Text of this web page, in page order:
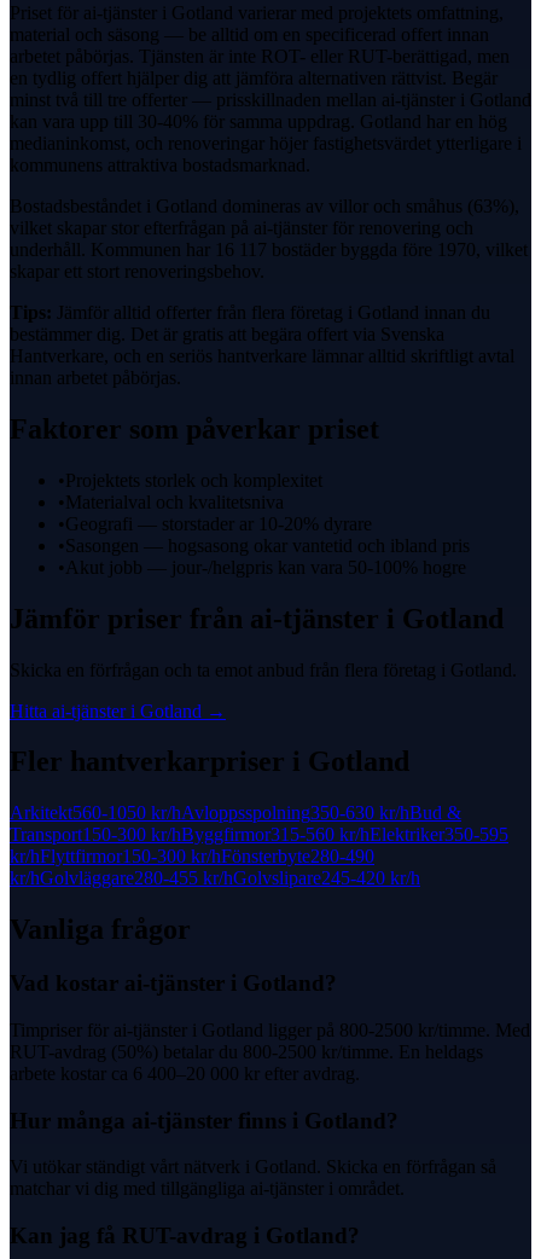
Priset för ai-tjänster i Gotland varierar med projektets omfattning,
material och säsong — be alltid om en specificerad offert innan
arbetet påbörjas. Tjänsten är inte ROT- eller RUT-berättigad, men
en tydlig offert hjälper dig att jämföra alternativen rättvist. Begär
minst två till tre offerter — prisskillnaden mellan ai-tjänster i Gotland
kan vara upp till 30-40% för samma uppdrag. Gotland har en hög
medianinkomst, och renoveringar höjer fastighetsvärdet ytterligare i
kommunens attraktiva bostadsmarknad.
Bostadsbeståndet i Gotland domineras av villor och småhus (63%),
vilket skapar stor efterfrågan på ai-tjänster för renovering och
underhåll. Kommunen har 16 117 bostäder byggda före 1970, vilket
skapar ett stort renoveringsbehov.
Tips: Jämför alltid offerter från flera företag i Gotland innan du
bestämmer dig. Det är gratis att begära offert via Svenska
Hantverkare, och en seriös hantverkare lämnar alltid skriftligt avtal
innan arbetet påbörjas.
Faktorer som påverkar priset
• Projektets storlek och komplexitet
• Materialval och kvalitetsniva
•Geografi — storstader ar 10-20% dyrare
•Sasongen — hogsasong okar vantetid och ibland pris
• Akut jobb — jour-/helgpris kan vara 50-100% hogre
Jämför priser från ai-tjänster i Gotland
Skicka en förfrågan och ta emot anbud från flera företag i Gotland.
Hitta ai-tjänsteri Gotland →
Fler hantverkarpriser i Gotland
Arkitekt560-1050 kr/hAvloppsspolning350-630 kr/hBud &
Transport150-300 kr/hByggfirmor315-560 kr/hElektriker350-595
kr/hFlyttfirmor150-300 kr/hFönsterbyte280-490
kr/hGolvläggare280-455 kr/hGolvslipare245-420 kr/h
Vanliga frågor
Vad kostar ai-tjänster i Gotland?
Timpriser för ai-tjänster i Gotland ligger på 800-2500 kr/timme. Med
RUT-avdrag (50%) betalar du 800-2500 kr/timme. En heldags
arbete kostar ca 6 400–20 000 kr efter avdrag.
Hur många ai-tjänster finns i Gotland?
Vi utökar ständigt vårt nätverk i Gotland. Skicka en förfrågan så
matchar vi dig med tillgängliga ai-tjänster i området.
Kan jag få RUT-avdrag i Gotland?